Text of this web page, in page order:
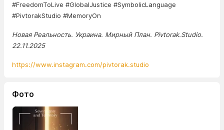
#FreedomToLive #GlobalJustice #SymbolicLanguage
#PivtorakStudio #MemoryOn
Новая Реальность. Украина. Мирный План. Pivtorak.Studio.
22.11.2025
https://www.instagram.com/pivtorak.studio
Фото